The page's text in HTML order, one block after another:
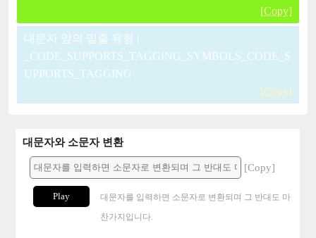
[Copy]
대문자 앞의 밑줄 유형 |
_CODE_SUPPORTS_TAGGING_SYMBOLS_CODE_S
UPPORTS_TAGGING
[Copy]
대문자와 소문자 변환
[Copy]
Play
대문자를 입력하면 소문자로 변환되며 그 반대도 마
찬가지입니다.